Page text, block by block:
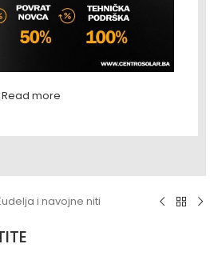
Read more
i navojne niti